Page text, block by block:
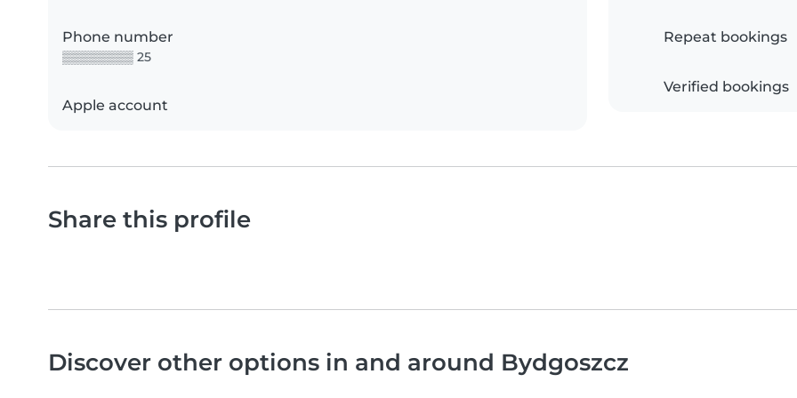
Phone number
▒▒▒▒▒▒▒▒ 25
Apple account
Repeat bookings
Verified bookings
Share this profile
Discover other options in and around Bydgoszcz